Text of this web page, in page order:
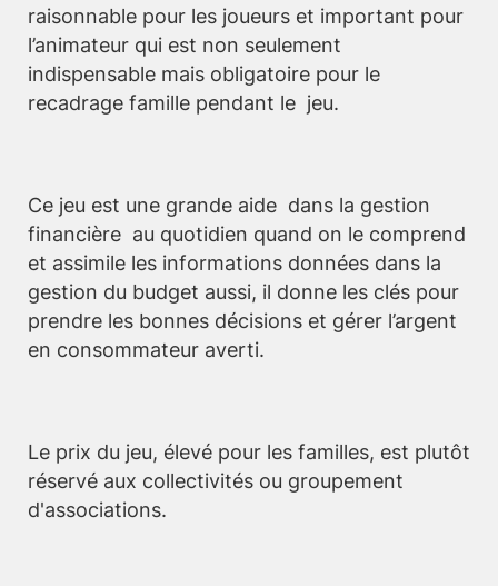
raisonnable pour les joueurs et important pour
l’animateur qui est non seulement
indispensable mais obligatoire pour le
recadrage famille pendant le jeu.
Ce jeu est une grande aide dans la gestion
financière au quotidien quand on le comprend
et assimile les informations données dans la
gestion du budget aussi, il donne les clés pour
prendre les bonnes décisions et gérer l’argent
en consommateur averti.
Le prix du jeu, élevé pour les familles, est plutôt
réservé aux collectivités ou groupement
d'associations.